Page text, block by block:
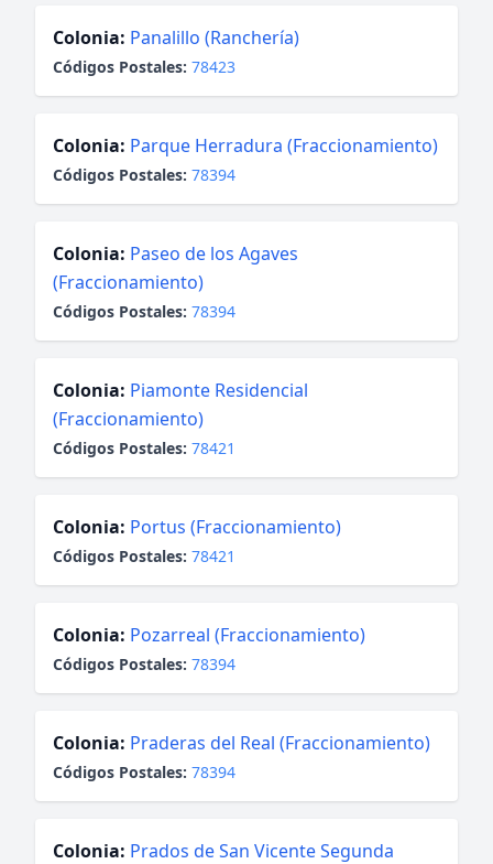
Colonia: Panalillo (Ranchería)
Códigos Postales: 78423
Colonia: Parque Herradura (Fraccionamiento)
Códigos Postales: 78394
Colonia: Paseo de los Agaves
(Fraccionamiento)
Códigos Postales: 78394
Colonia: Piamonte Residencial
(Fraccionamiento)
Códigos Postales: 78421
Colonia: Portus (Fraccionamiento)
Códigos Postales: 78421
Colonia: Pozarreal (Fraccionamiento)
Códigos Postales: 78394
Colonia: Praderas del Real (Fraccionamiento)
Códigos Postales: 78394
Colonia: Prados de San Vicente Segunda